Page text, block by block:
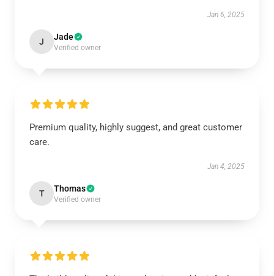
Jan 6, 2025
J Jade
Verified owner
Premium quality, highly suggest, and great customer
care.
Jan 4, 2025
T Thomas
Verified owner